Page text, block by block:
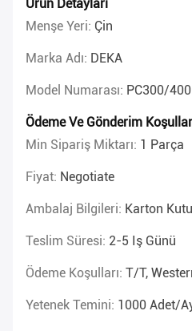
Ürün Detayları
Menşe Yeri: Çin
Marka Adı: DEKA
Model Numarası: PC300/
Ödeme Ve Gönderim
Min Sipariş Miktarı: 1 Parça
Fiyat: Negotiate
Ambalaj Bilgileri: Karton Kutu
Teslim Süresi: 2-5 Iş Günü
Ödeme Koşulları: T/T,
Yetenek Temini: 1000 Adet/